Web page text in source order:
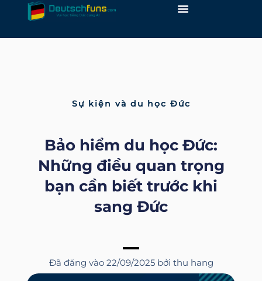
Sự kiện và du học Đức
Bảo hiểm du học Đức:
Những điều quan trọng
bạn cần biết trước khi
sang Đức
Đã đăng vào 22/09/2025 bởi thu hang